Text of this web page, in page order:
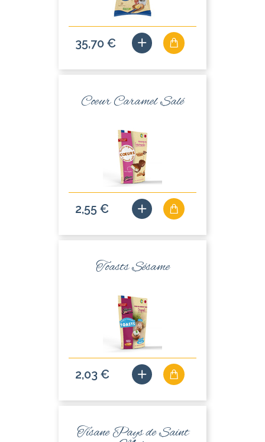
35,70 €
Coeur Caramel Salé
2,55 €
Toasts Sésame
2,03 €
Tisane Pays de Saint